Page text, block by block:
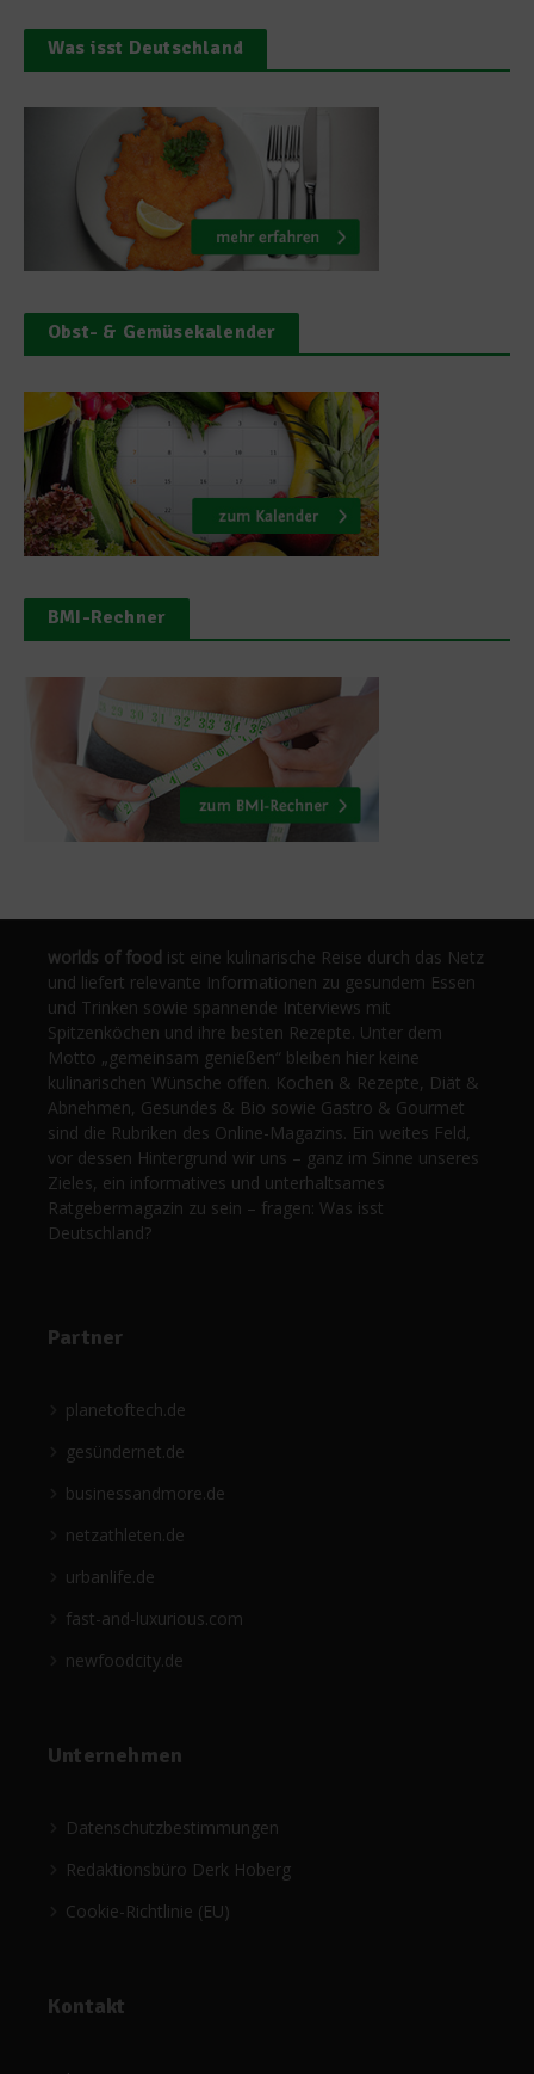
Was isst Deutschland
Obst- & Gemüsekalender
BMI-Rechner
worlds of food ist eine kulinarische Reise durch das Netz
und liefert relevante Informationen zu gesundem Essen
und Trinken sowie spannende Interviews mit
Spitzenköchen und ihre besten Rezepte. Unter dem
Motto „gemeinsam genießen“ bleiben hier keine
kulinarischen Wünsche offen. Kochen & Rezepte, Diät &
Abnehmen, Gesundes & Bio sowie Gastro & Gourmet
sind die Rubriken des Online-Magazins. Ein weites Feld,
vor dessen Hintergrund wir uns – ganz im Sinne unseres
Zieles, ein informatives und unterhaltsames
Ratgebermagazin zu sein – fragen: Was isst
Deutschland?
Partner
planetoftech.de
gesündernet.de
businessandmore.de
netzathleten.de
urbanlife.de
fast-and-luxurious.com
newfoodcity.de
Unternehmen
Datenschutzbestimmungen
Redaktionsbüro Derk Hoberg
Cookie-Richtlinie (EU)
Kontakt